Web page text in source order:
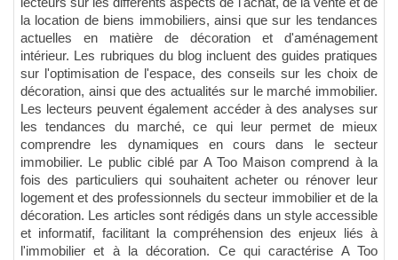
la location de biens immobiliers, ainsi que sur les tendances
actuelles en matière de décoration et d'aménagement
intérieur. Les rubriques du blog incluent des guides pratiques
sur l'optimisation de l'espace, des conseils sur les choix de
décoration, ainsi que des actualités sur le marché immobilier.
Les lecteurs peuvent également accéder à des analyses sur
les tendances du marché, ce qui leur permet de mieux
comprendre les dynamiques en cours dans le secteur
immobilier. Le public ciblé par A Too Maison comprend à la
fois des particuliers qui souhaitent acheter ou rénover leur
logement et des professionnels du secteur immobilier et de la
décoration. Les articles sont rédigés dans un style accessible
et informatif, facilitant la compréhension des enjeux liés à
l'immobilier et à la décoration. Ce qui caractérise A Too